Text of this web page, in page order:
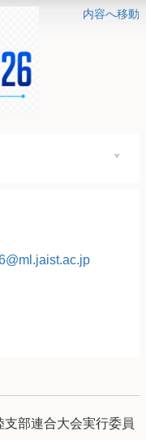
内容へ移動
部連合大会実行委員